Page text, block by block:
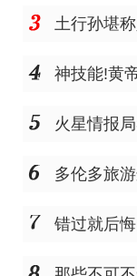
是个"大仙"
土行孙堪
景的邓婵玉
神技能!黄
位
火星情报
样的
多伦多旅
错过就后